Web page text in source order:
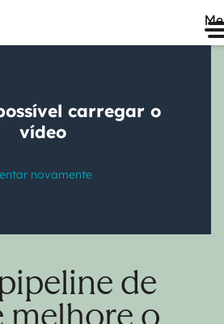
de
melhore o